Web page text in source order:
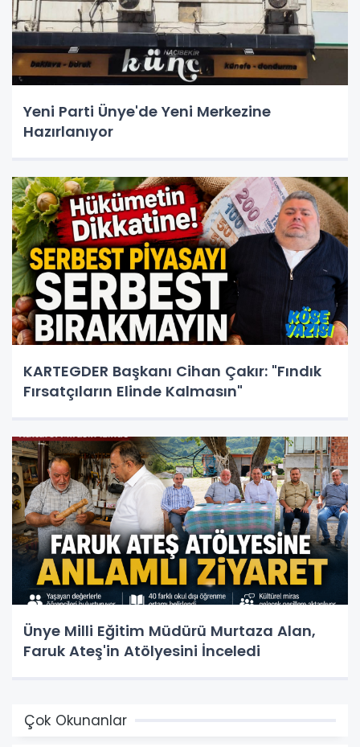
Yeni Parti Ünye'de Yeni Merkezine
Hazırlanıyor
KARTEGDER Başkanı Cihan Çakır: "Fındık
Fırsatçıların Elinde Kalmasın"
Ünye Milli Eğitim Müdürü Murtaza Alan,
Faruk Ateş'in Atölyesini İnceledi
Çok Okunanlar